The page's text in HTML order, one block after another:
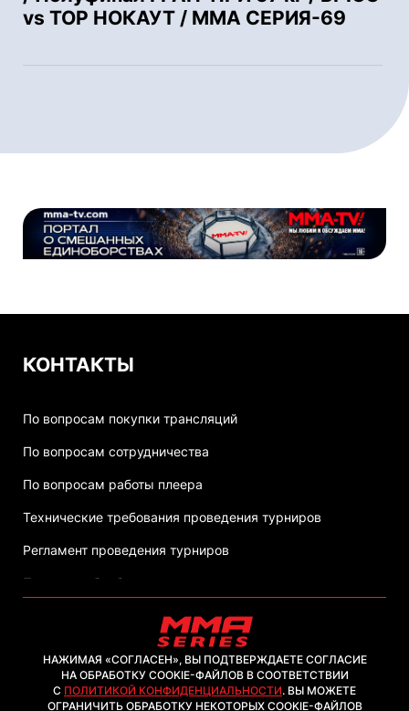
vs ТОР НОКАУТ / ММА СЕРИЯ-69
КОНТАКТЫ
По вопросам покупки трансляций
По вопросам сотрудничества
По вопросам работы плеера
Технические требования проведения турниров
Регламент проведения турниров
Политика обработки персональных данных
2026, ООО "ММА-ТВ.КОМ"
НАЖИМАЯ «СОГЛАСЕН», ВЫ ПОДТВЕРЖДАЕТЕ СОГЛАСИЕ
НА ОБРАБОТКУ COOKIE-ФАЙЛОВ В СООТВЕТСТВИИ
С ПОЛИТИКОЙ КОНФИДЕНЦИАЛЬНОСТИ. ВЫ МОЖЕТЕ
ОГРАНИЧИТЬ ОБРАБОТКУ НЕКОТОРЫХ COOKIE-ФАЙЛОВ